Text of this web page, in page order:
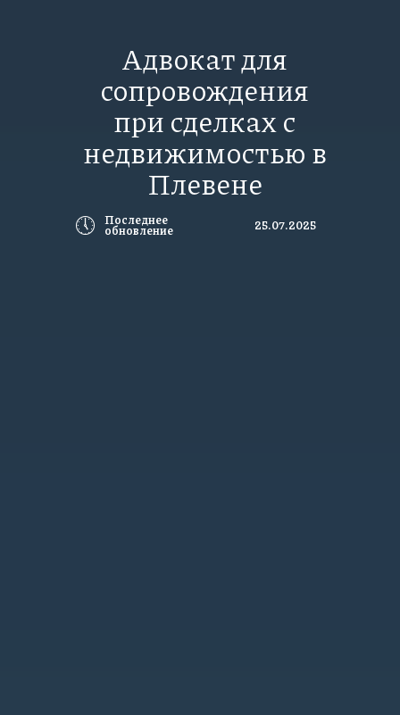
Адвокат для
сопровождения
при сделках с
недвижимостью в
Плевене
🕔 Последнее
обновление 25.07.2025